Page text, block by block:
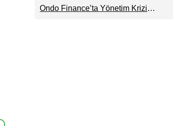
Ondo Finance’ta Yönetim Krizi